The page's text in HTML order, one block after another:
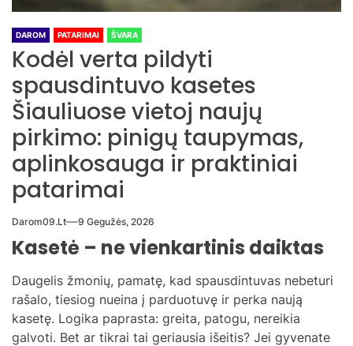
DAROM PATARIMAI ŠVARA
Kodėl verta pildyti
spausdintuvo kasetes
Šiauliuose vietoj naujų
pirkimo: pinigų taupymas,
aplinkosauga ir praktiniai
patarimai
Darom09.lt 9 Gegužės, 2026
Kasetė – ne vienkartinis daiktas
Daugelis žmonių, pamatę, kad spausdintuvas nebeturi
rašalo, tiesiog nueina į parduotuvę ir perka naują
kasetę. Logika paprasta: greita, patogu, nereikia
galvoti. Bet ar tikrai tai geriausia išeitis? Jei gyvenate